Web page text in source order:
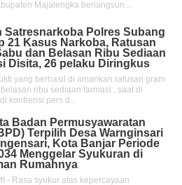
Majalengka berlangsun...
Satresnarkoba Polres Subang
21 Kasus Narkoba, Ratusan
dan Belasan Ribu Sediaan
Disita, 26 pelaku Diringkus
yang berhasil di amankan ratusan gram
ribu sediaan farmasi , saat di
konfrensi pers d...
Badan Permusyawaratan
Terpilih Desa Warnginsari
Kota Banjar Periode
Menggelar Syukuran di
Rumahnya
- Rasa syukur atas kepercayaan